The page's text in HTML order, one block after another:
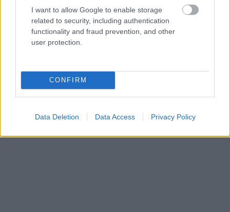
I want to allow Google to enable storage
related to security, including authentication
functionality and fraud prevention, and other
user protection.
CONFIRM
Data Deletion Data Access Privacy Policy
«Εγώ είμαι η ανάπηρη, αυτοί είναι οι μ***ες» –
Η Maria Rolls χωρίς φίλτρο